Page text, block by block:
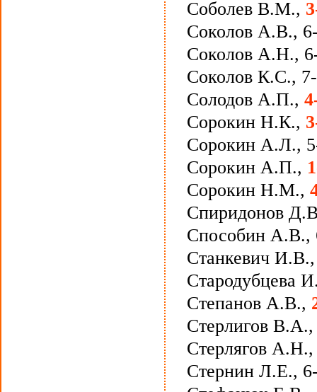
Соболев В.М.,
Соколов А.В.,
Соколов А.Н.,
Соколов К.С.,
Солодов А.П.,
Сорокин Н.К.,
Сорокин А.Л.,
Сорокин А.П.,
Сорокин Н.М.,
Спиридонов
Способин А.В.,
Станкевич
Стародубцева
Степанов А.В.,
Стерлигов
Стерлягов
Стернин Л.Е.,